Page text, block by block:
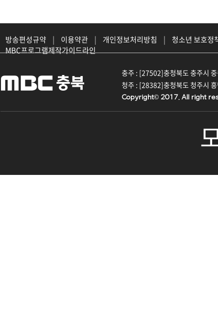
방송편성규약 | 이용약관 | 개인정보처리방침 |
청소년 보호정
MBC프로그램제작가이드라인
충주 : [27502]충청북도 충주시
청주 : [28382]충청북도 청주시
Copyright© 2017. All right